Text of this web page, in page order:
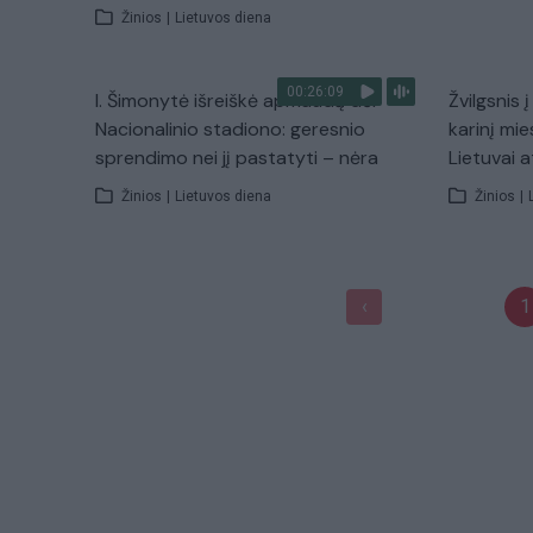
Žinios | Lietuvos diena
00:26:09
I. Šimonytė išreiškė apmaudą dėl
Nacionalinio stadiono: geresnio
sprendimo nei jį pastatyti – nėra
Žinios | Lietuvos diena
Žvilgsnis
karinį
Lietuvai
Žinios |
‹ 1